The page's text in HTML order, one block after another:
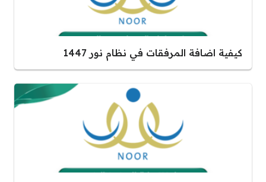
كيفية اضافة المرفقات في نظام نور 1447